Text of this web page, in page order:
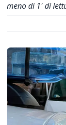
meno di 1' di